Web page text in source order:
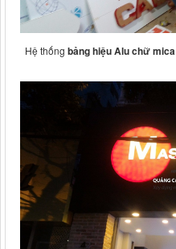
Hệ thống bảng hiệu Alu chữ mica